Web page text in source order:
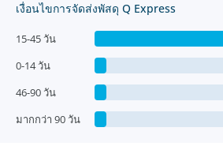
เงื่อนไขการจัดส่งพัสดุ Q Express
15-45 วัน
0-14 วัน
46-90 วัน
มากกว่า 90 วัน